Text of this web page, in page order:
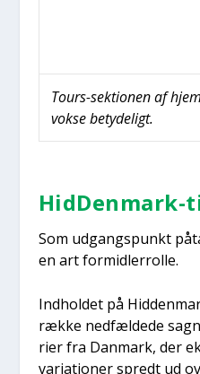
Tours-sek­tio­nen af
vok­se bety­de­ligt.
Hid­Den­mark-
Som udgangs­punkt
en art for­mid­ler­rol­le.
Ind­hol­det på
ræk­ke ned­fæl­de­de
ri­er fra Dan­mark, der
vari­a­tio­ner spredt ud